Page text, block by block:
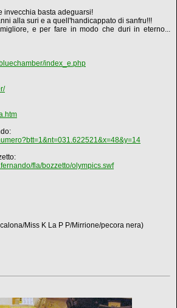
invecchia basta adeguarsi!
alla suri e a quell'handicappato di sanfru!!!
e per fare in modo che duri in eterno...
index_e.php
fla/bozzetto/olympics.swf
Miss K La P P/Mirrione/pecora nera)